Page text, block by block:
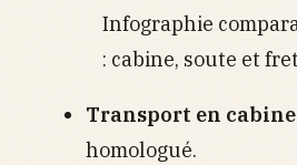
Infographie
: cabine, soute et fret
Transport en cabine
homologué.